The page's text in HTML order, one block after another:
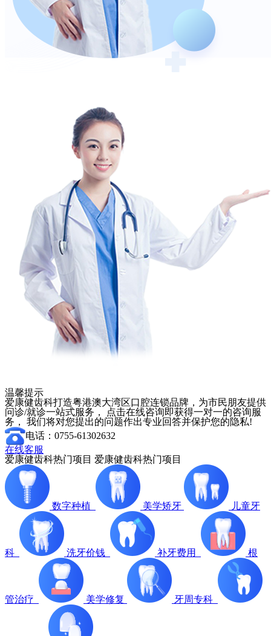
温馨提示
爱康健齿科打造粤港澳大湾区口腔连锁品牌，为市民朋友提供
问诊/就诊一站式服务， 点击在线咨询即获得一对一的咨询服
务， 我们将对您提出的问题作出专业回答并保护您的隐私!
电话：0755-61302632
在线客服
爱康健齿科热门项目 爱康健齿科热门项目
数字种植 美学矫牙 儿童牙
科 洗牙价钱 补牙费用 根
管治疗 美学修复 牙周专科